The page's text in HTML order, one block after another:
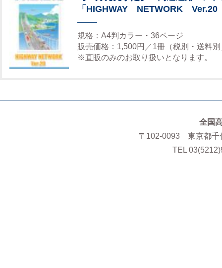
「HIGHWAY NETWORK Ver.20
規格：A4判カラー・36ページ
販売価格：1,500円／1冊（税別・送料別
※直販のみのお取り扱いとなります。
全国
〒102-0093 東京都千
TEL